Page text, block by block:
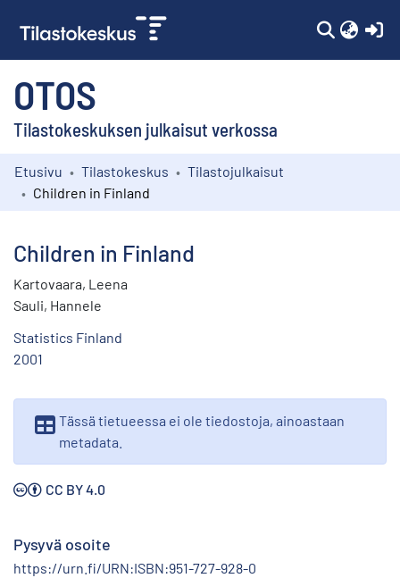
OTOS
Tilastokeskuksen julkaisut verkossa
Kokoelmat
Etusivu Tilastokeskus
Tilastojulkaisut
Children in Finland
Children in Finland
Kartovaara, Leena
Sauli, Hannele
Statistics Finland
2001
Tässä tietueessa ei ole tiedostoja, ainoastaan
metadata.
CC BY 4.0
Pysyvä osoite
https://urn.fi/URN:ISBN:951-727-928-0